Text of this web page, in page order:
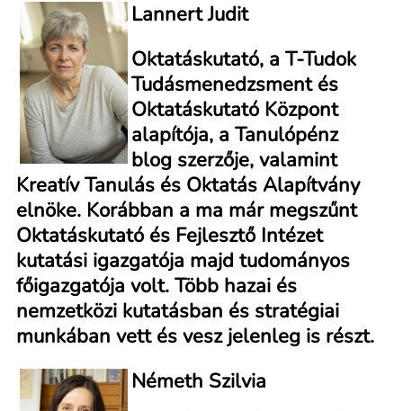
Lannert Judit
Oktatáskutató, a T-Tudok
Tudásmenedzsment és
Oktatáskutató Központ
alapítója, a Tanulópénz
blog szerzője, valamint
Kreatív Tanulás és Oktatás Alapítvány
elnöke. Korábban a ma már megszűnt
Oktatáskutató és Fejlesztő Intézet
kutatási igazgatója majd tudományos
főigazgatója volt. Több hazai és
nemzetközi kutatásban és stratégiai
munkában vett és vesz jelenleg is részt.
Németh Szilvia